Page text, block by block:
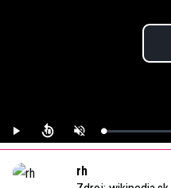
Play UnmuteLoaded:
0%
rh